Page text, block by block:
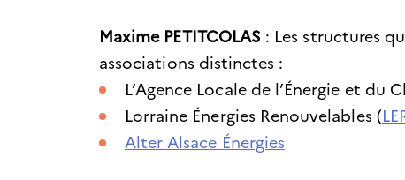
Maxime PETITCOLAS : Les structures
associations distinctes :
L’Agence Locale de l’Énergie et du
Lorraine Énergies Renouvelables (
Alter Alsace Énergies